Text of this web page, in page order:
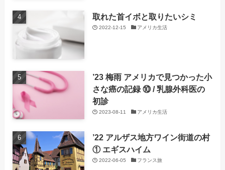
取れた首イボと取りたいシミ
2022-12-15 アメリカ生活
’23 梅雨 アメリカで見つかった小
さな癌の記録 ⑩ / 乳腺外科医の
初診
2023-08-11 アメリカ生活
’22 アルザス地方ワイン街道の村
① エギスハイム
2022-06-05 フランス旅